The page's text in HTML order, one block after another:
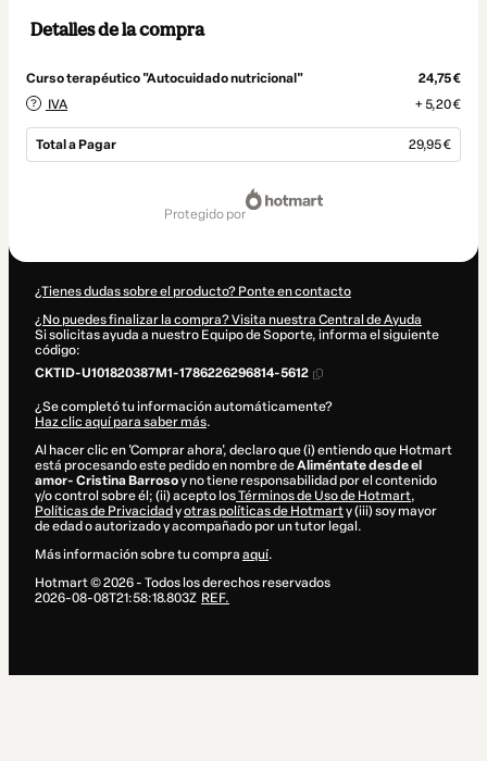
Detalles de la compra
Curso terapéutico "Autocuidado nutricional"
24,75 €
IVA
+ 5,20 €
Total a Pagar 29,95 €
protegido por
¿Tienes dudas sobre el producto? Ponte en contacto
¿No puedes finalizar la compra? Visita nuestra Central de Ayuda
Si solicitas ayuda a nuestro Equipo de Soporte, informa el siguiente
código:
CKTID-U101820387M1-1786226296814-5612
¿Se completó tu información automáticamente?
Haz clic aquí para saber más.
Al hacer clic en 'Comprar ahora', declaro que (i) entiendo que Hotmart
está procesando este pedido en nombre deAliméntate desde el
amor- Cristina Barrosoy no tiene responsabilidad por el contenido
y/o control sobre él; (ii) acepto losTérminos de Uso de Hotmart,
Políticas de Privacidad yotras políticas de Hotmarty (iii) soy mayor
de edad o autorizado y acompañado por un tutor legal.
Más información sobre tu compra aquí.
Hotmart ©2026- Todos los derechos reservados
2026-08-08T21:58:18.803Z REF.